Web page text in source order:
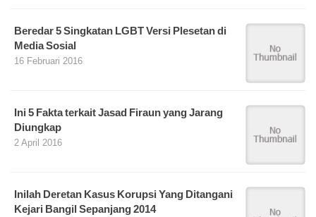
Beredar 5 Singkatan LGBT Versi Plesetan di
Media Sosial
16 Februari 2016
Ini 5 Fakta terkait Jasad Firaun yang Jarang
Diungkap
2 April 2016
Inilah Deretan Kasus Korupsi Yang Ditangani
Kejari Bangil Sepanjang 2014